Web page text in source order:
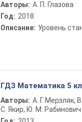
Авторы: А. П. Глазова
Год: 2018
Описание: Уровень
ГДЗ Математика 5
Авторы: А. Г. Мерзляк,
С. Якир, Ю. М. Рабинович